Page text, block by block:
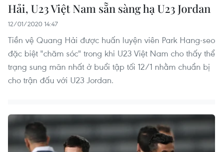
Hải, U23 Việt Nam sẵn sàng hạ U23 Jordan
12/01/2020 14:47
Tiền vệ Quang Hải được huấn luyện viên Park Hang-seo
đặc biệt "chăm sóc" trong khi U23 Việt Nam cho thấy thể
trạng sung mãn nhất ở buổi tập tối 12/1 nhằm chuẩn bị
cho trận đấu với U23 Jordan.